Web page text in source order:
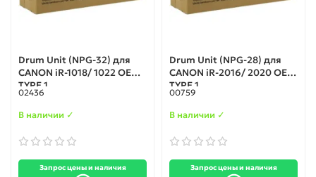
Drum Unit (NPG-32) для
CANON iR-1018/ 1022 OEM
TYPE 1
02436
В наличии ✓
Запрос цены и наличия
Drum Unit (NPG-28) для
CANON iR-2016/ 2020 OEM
TYPE 1
00759
В наличии ✓
Запрос цены и наличия